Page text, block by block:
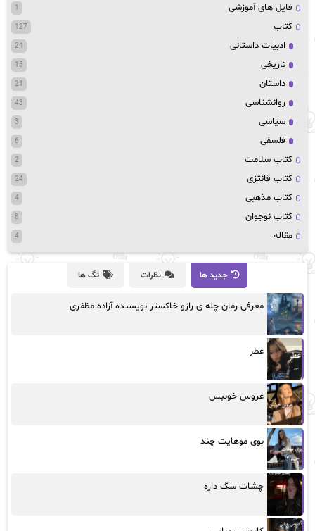
فایل های آموزشی 1
کتاب 127
ادبیات داستانی 24
تاریخی 15
داستان 21
روانشناسی 43
سیاسی 3
فلسفی 6
کتاب سلامت 2
کتاب قانتزی 24
کتاب مذهبی 4
کتاب نوجوان 8
مقاله 4
جدید ها نظرات تگ ها
معرفی رمان چله ی رازو خاکستر نویسنده آزاده مظفری
عطر
عروس خونبس
بوی موهایت چند
چشات سگ داره